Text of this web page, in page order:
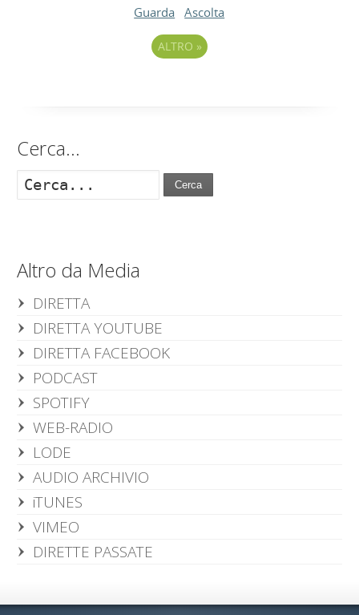
Guarda Ascolta
ALTRO »
Cerca…
Cerca
Altro da Media
DIRETTA
DIRETTA YOUTUBE
DIRETTA FACEBOOK
PODCAST
SPOTIFY
WEB-RADIO
LODE
AUDIO ARCHIVIO
iTUNES
VIMEO
DIRETTE PASSATE